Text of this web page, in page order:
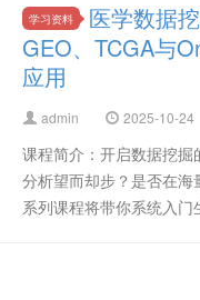
学习资料
医学数据
GEO、TCGA与
应用
admin 2025-10-24
课程简介：开启数据挖
分析望而却步？是否在
系列课程将带你系统入